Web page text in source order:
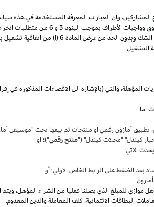
المشاركين، وان العبارات المعرفة المستخدمة في هذه
وواجبات الأطراف بموجب البنود 3
و 6
الملكية الفكرية لبرنامج المشاركين لا تنتهي ولا تنطفئ بانتهاء
التشغيل.
،والتي (بالإشارة الى الاقصاءات المذكورة في
اما:
، تطبيق أمازون رقمي او منتجات تم بيعها تحت "موسيقى
كيندل" "مجلات كيندل" ("منتج رقمي")؛ او
الاتي:
موازي للمبلغ الذي يصلنا فعليا من الشراء المؤهل،
البطاقات الائتمانية، كلف المعاملة والدين المعدوم.